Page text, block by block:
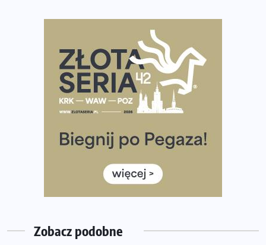
Praska 5k Run gospodarzem Mistrzostw Polski
Największy Bieg Powstania Warszawskiego w historii.
Ponad 12 tysięcy uczestników pobiegło dla Bohaterów!
Tętno vs tempo – czym kierować się w bieganiu?
Co ma dużo białka? Produkty, które warto włączyć do
Rozbiegany Olsztyn szykuje się na weekend z
Już w tę sobotę 35. Bieg Powstania Warszawskiego.
Wystartuje rekordowa liczba uczestników
Zobacz podobne